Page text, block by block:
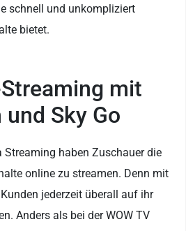
schnell und unkompliziert
bietet.
mit
Sky Go
Streaming haben Zuschauer die
online zu streamen. Denn mit
jederzeit überall auf ihr
Anders als bei der WOW TV